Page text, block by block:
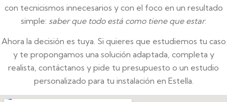
con tecnicismos innecesarios y con el foco en un resultado
simple: saber que todo está como tiene que estar.
Ahora la decisión es tuya. Si quieres que estudiemos tu caso
y te propongamos una solución adaptada, completa y
realista, contáctanos y pide tu presupuesto o un estudio
personalizado para tu instalación en Estella.